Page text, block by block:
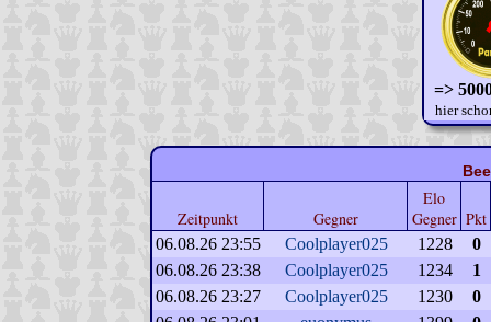
=>
hier
Zeitpunkt Gegner
Elo
Gegner Pkt
06.08.26 23:55 Coolplayer025 1228
0
06.08.26 23:38
Coolplayer025 1234
1
06.08.26 23:27
Coolplayer025 1230
0